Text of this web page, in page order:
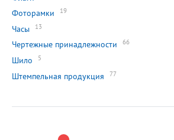
Фоторамки 19
Часы 13
Чертежные принадлежности 66
Шило 5
Штемпельная продукция 77